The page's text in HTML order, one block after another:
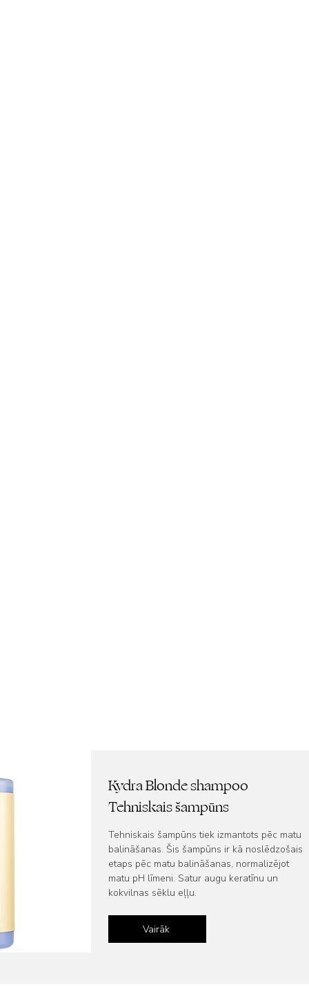
Kydra Blonde shampoo
Tehniskais šampūns
Tehniskais šampūns tiek izmantots pēc matu
balināšanas. Šis šampūns ir kā noslēdzošais
etaps pēc matu balināšanas, normalizējot
matu pH līmeni. Satur augu keratīnu un
kokvilnas sēklu eļļu.
Vairāk